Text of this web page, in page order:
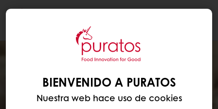
BIENVENIDO A PURATOS
Nuestra web hace uso de cookies